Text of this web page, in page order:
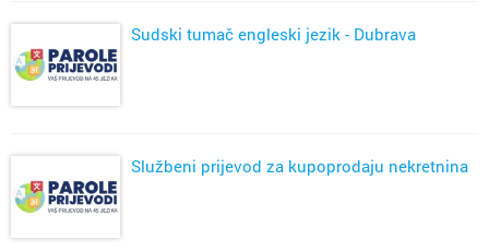
Sudski tumač engleski jezik - Dubrava
Službeni prijevod za kupoprodaju nekretnina